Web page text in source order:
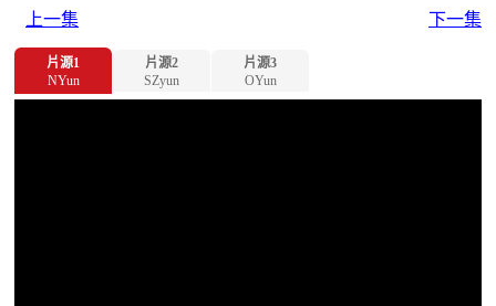
上一集
下一集
片源1
NYun
片源2
SZyun
片源3
OYun